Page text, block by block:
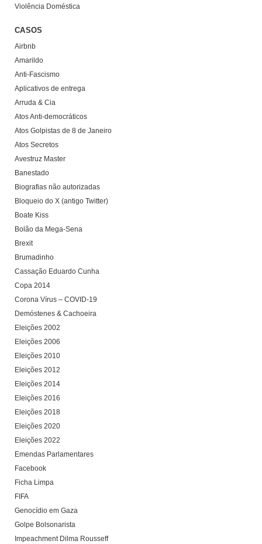
Violência Doméstica
CASOS
Airbnb
Amarildo
Anti-Fascismo
Aplicativos de entrega
Arruda & Cia
Atos Anti-democráticos
Atos Golpistas de 8 de Janeiro
Atos Secretos
Avestruz Master
Banestado
Biografias não autorizadas
Bloqueio do X (antigo Twitter)
Boate Kiss
Bolão da Mega-Sena
Brexit
Brumadinho
Cassação Eduardo Cunha
Copa 2014
Corona Vírus – COVID-19
Demóstenes & Cachoeira
Eleições 2002
Eleições 2006
Eleições 2010
Eleições 2012
Eleições 2014
Eleições 2016
Eleições 2018
Eleições 2020
Eleições 2022
Emendas Parlamentares
Facebook
Ficha Limpa
FIFA
Genocídio em Gaza
Golpe Bolsonarista
Impeachment Dilma Rousseff